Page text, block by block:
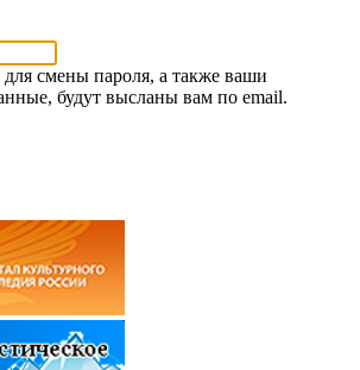
для смены пароля, а также ваши
будут высланы вам по email.